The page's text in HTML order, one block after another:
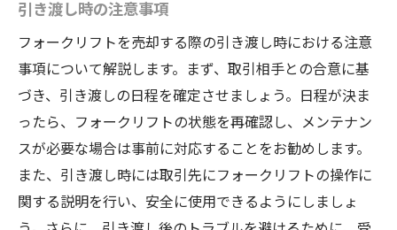
引き渡し時の注意事項
フォークリフトを売却する際の引き渡し時における注意
事項について解説します。まず、取引相手との合意に基
づき、引き渡しの日程を確定させましょう。日程が決ま
ったら、フォークリフトの状態を再確認し、メンテナン
スが必要な場合は事前に対応することをお勧めします。
また、引き渡し時には取引先にフォークリフトの操作に
関する説明を行い、安全に使用できるようにしましょ